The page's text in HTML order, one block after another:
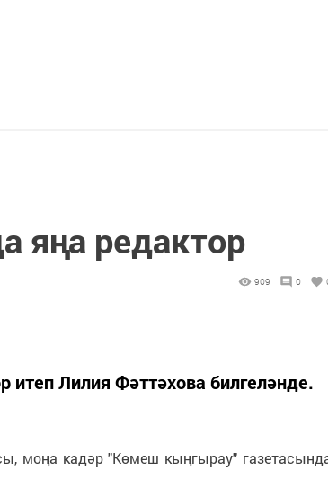
яңа редактор
909 0
Лилия Фәттәхова билгеләнде.
моңа кадәр "Көмеш кыңгырау"